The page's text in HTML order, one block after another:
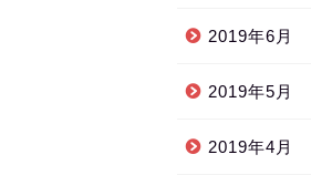
2019年6月
2019年5月
2019年4月